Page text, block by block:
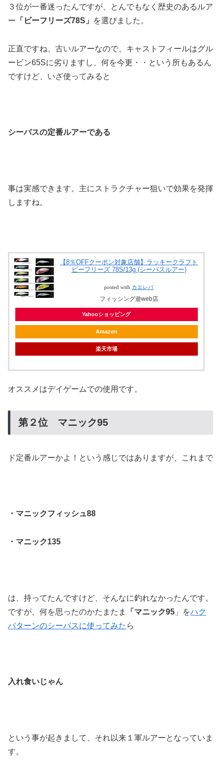
３位が一番迷ったんですが、とんでもなく歴史のあるルア
ー 「ビーフリーズ78S」 を選びました。
正直ですね、古いルアーなので、キャストフィールはグル
ービン65Sに劣りますし、何を今更・・という所もあるん
ですけど、いざ使ってみると
シーバスの定番ルアーである
事は実感できます。主にストラクチャー狙いで効果を発揮
しますね。
【8％OFFクーポン対象店舗】ラッキークラフト
ビーフリーズ 78S/13g (シーバスルアー)
posted with カエレバ
フィッシング遊web店
Yahooショッピング
Amazon
楽天市場
オススメはデイゲームでの使用です。
第２位 マニック95
ド定番ルアーかよ！という感じではありますが、これまで
・マニックフィッシュ88
・マニック135
は、持ってたんですけど、そんなに釣れなかったんです。
ですが、何を思ったのかたまたま
「マニック95 」をハク
パターンのシーバスに使ってみた ら
入れ食いじゃん
という事が起きまして、それ以来１軍ルアーとなっていま
す。